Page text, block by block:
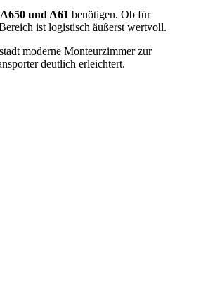
und A61 benötigen. Ob für
ist logistisch äußerst wertvoll.
moderne Monteurzimmer zur
deutlich erleichtert.